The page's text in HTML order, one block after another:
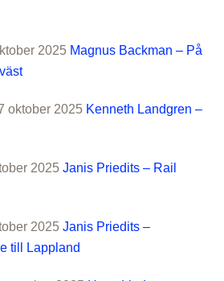
2025 Magnus Backman – På
oktober 2025 Kenneth Landgren –
2025Janis Priedits – Rail
2025Janis Priedits –
till Lappland